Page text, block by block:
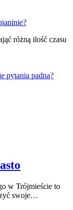
różną ilość czasu
pytania padną?
w Trójmieście to
swoje…